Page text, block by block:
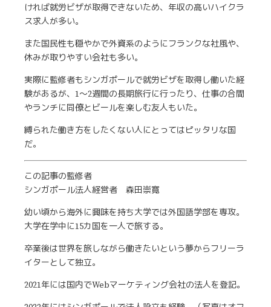
ければ就労ビザが取得できないため、年収の高いハイクラ
ス求人が多い。
また国民性も穏やかで外資系のようにフランクな社風や、
休みが取りやすい会社も多い。
実際に監修者もシンガポールで就労ビザを取得し働いた経
験があるが、1〜2週間の長期旅行に行ったり、仕事の合間
やランチに同僚とビールを楽しむ友人もいた。
縛られた働き方をしたくない人にとってはピッタリな国
だ。
この記事の監修者
シンガポール法人経営者 森田崇寛
幼い頃から海外に興味を持ち大学では外国語学部を専攻。
大学在学中に15カ国を一人で旅する。
卒業後は世界を旅しながら働きたいという夢からフリーラ
イターとして独立。
2021年には国内でWebマーケティング会社の法人を登記。